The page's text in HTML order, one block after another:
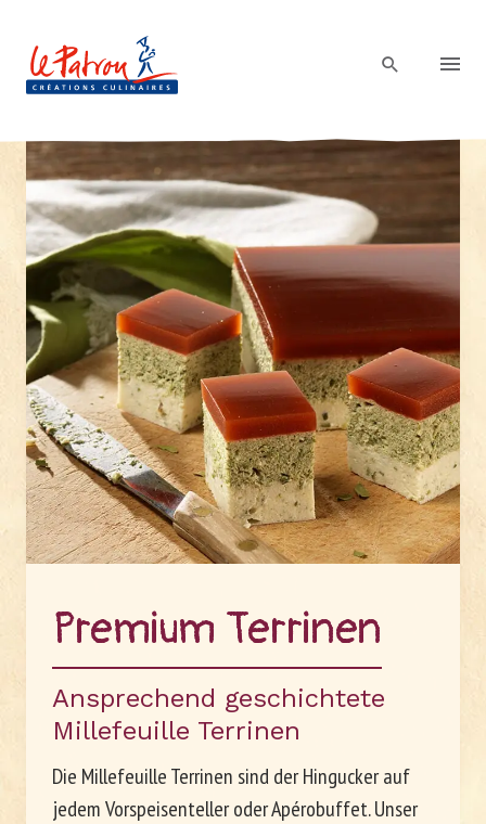
Unternehmen
Arbeiten bei Le Patron
Pre­mi­um Ter­ri­nen
Ansprechend geschichtete
Millefeuille Terrinen
Die Millefeuille Terrinen sind der Hingucker auf
jedem Vorspeisenteller oder Apérobuffet. Unser